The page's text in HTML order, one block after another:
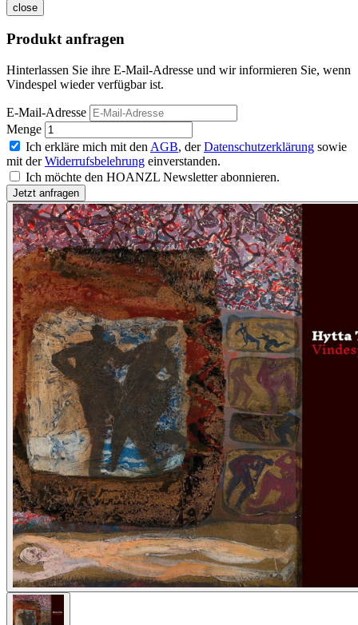
close
Produkt anfragen
Hinterlassen Sie ihre E-Mail-Adresse und wir informieren Sie, wenn
Vindespel wieder verfügbar ist.
E-Mail-Adresse
Menge
Ich erkläre mich mit den AGB, derDatenschutzerklärung sowie
mit derWiderrufsbelehrung einverstanden.
Ich möchte den HOANZL Newsletter abonnieren.